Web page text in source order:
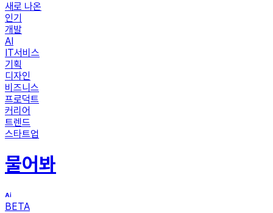
새로 나온
인기
개발
AI
IT서비스
기획
디자인
비즈니스
프로덕트
커리어
트렌드
스타트업
물어봐
BETA